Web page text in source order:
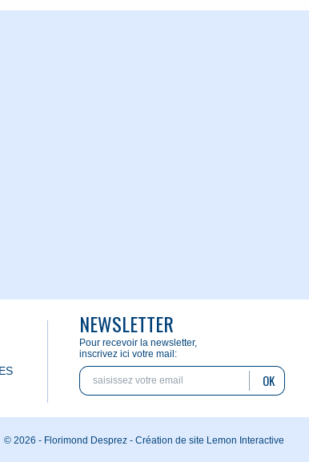
NEWSLETTER
Pour recevoir la newsletter,
inscrivez ici votre mail:
OK
© 2026 - Florimond Desprez - Création de site Lemon Interactive